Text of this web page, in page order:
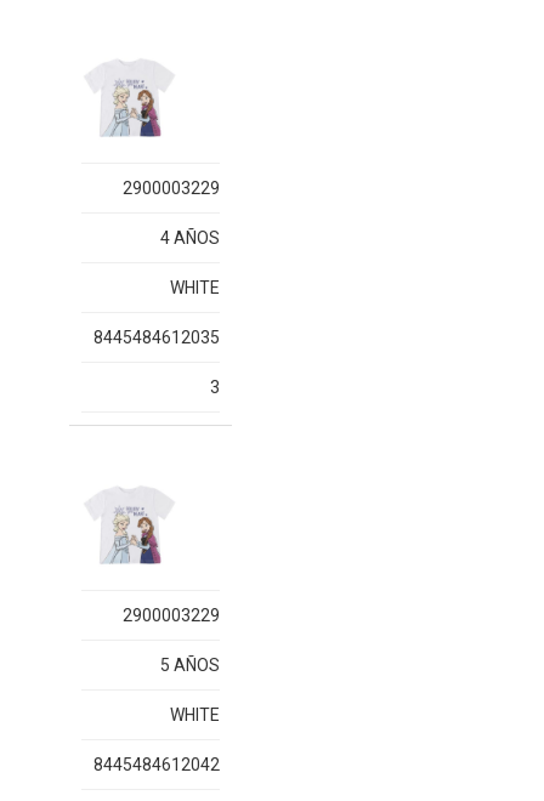
2900003229
4 AÑOS
WHITE
8445484612035
3
2900003229
5 AÑOS
WHITE
8445484612042